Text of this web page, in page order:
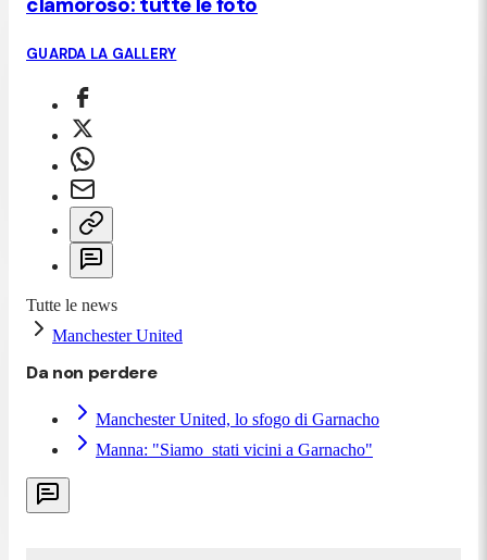
GUARDA LA GALLERY
Tutte le news
Manchester United
Da non perdere
Manchester United, lo sfogo di Garnacho
Manna: "Siamo stati vicini a Garnacho"